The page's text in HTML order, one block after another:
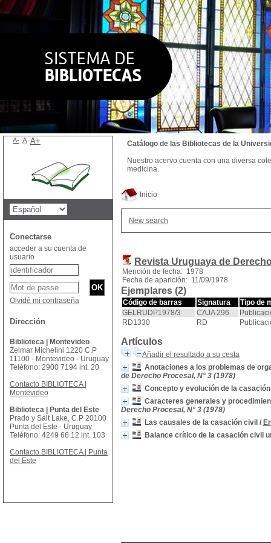
Inicio
New search
Revista Uruguaya de
Mención de fecha: 1978
Fecha de aparición: 11/09/1978
Ejemplares (2)
Código de barras Signatura
Tipo de
GELRUDP1978/3
CAJA 296
RD1330
RD
Artículos
Añadir el resultado a su cesta
Anotaciones a los problemas de
de Derecho Procesal, N° 3 (1978)
Concepto y evolución de la
Caracteres generales y
Derecho Procesal, N° 3 (1978)
Las causales de la casación civil /
Balance crítico de la casación civil
Catálogo de las Bibliotecas de la
Nuestro acervo cuenta con una diversa
medicina.
A- A A+
Conectarse
acceder a su cuenta de
usuario
Olvidé mi contraseña
Dirección
Biblioteca | Montevideo
Zelmar Michelini 1220 C.P
11100 - Montevideo - Uruguay
Teléfono: 2900 7194 int. 20
Contacto BIBLIOTECA |
Montevideo
Biblioteca | Punta del Este
Prado y Salt Lake, C.P 20100
Punta del Este - Uruguay
Teléfono: 4249 66 12 int. 103
Contacto BIBLIOTECA | Punta
del Este